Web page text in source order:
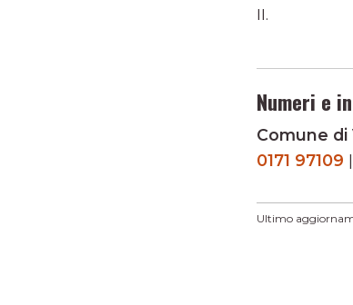
II.
Numeri e
Comune di
0171 97109 |
Ultimo